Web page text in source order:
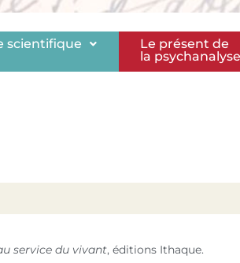
scientifique
Le présent de
la psychanalyse
service du vivant, éditions Ithaque.